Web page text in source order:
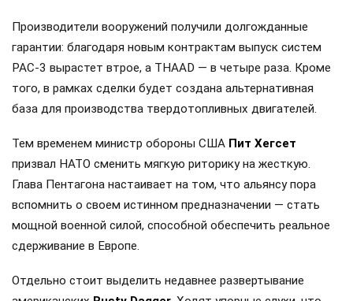
Производители вооружений получили долгожданные
гарантии: благодаря новым контрактам выпуск систем
PAC-3 вырастет втрое, а THAAD — в четыре раза. Кроме
того, в рамках сделки будет создана альтернативная
база для производства твердотопливных двигателей.
Тем временем министр обороны США Пит Хегсет
призвал НАТО сменить мягкую риторику на жесткую.
Глава Пентагона настаивает на том, что альянсу пора
вспомнить о своем истинном предназначении — стать
мощной военной силой, способной обеспечить реальное
сдерживание в Европе.
Отдельно стоит выделить недавнее развертывание